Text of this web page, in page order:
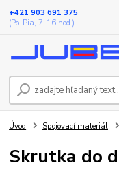
+421 903 691 375
(Po-Pia, 7-16 hod.)
Úvod Spojovací materiál
Skrutka do